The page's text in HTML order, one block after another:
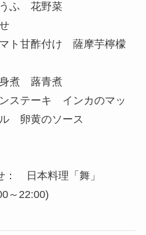
ふ 花野菜
ト甘酢付け 薩摩芋檸檬
煮 蕗青煮
ステーキ インカのマッ
卵黄のソース
： 日本料理「舞」
～22:00)